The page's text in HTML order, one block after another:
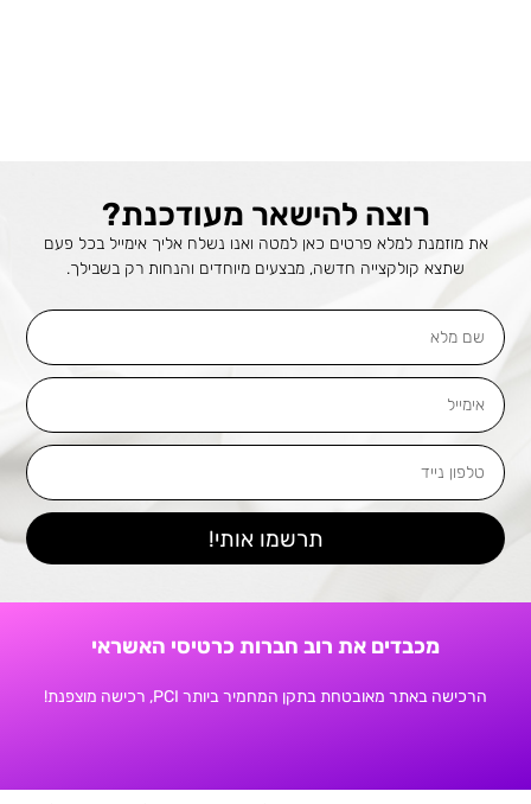
רוצה להישאר מעודכנת?
את מוזמנת למלא פרטים כאן למטה ואנו נשלח אליך אימייל בכל פעם
שתצא קולקצייה חדשה, מבצעים מיוחדים והנחות רק בשבילך.
שם
מלא
אימייל
טלפון
נייד
תרשמו אותי!
מכבדים את רוב חברות כרטיסי האשראי
הרכישה באתר מאובטחת בתקן המחמיר ביותר PCI, רכישה מוצפנת!